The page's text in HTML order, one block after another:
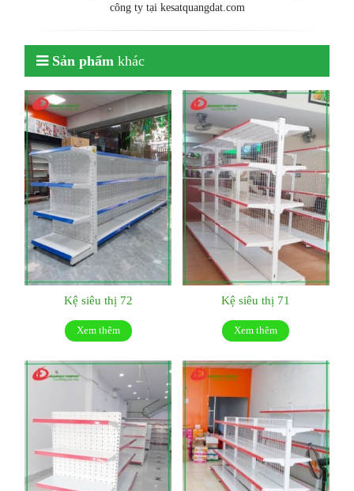
công ty tại kesatquangdat.com
Sản phẩm khác
Kệ siêu thị 72
Xem thêm
Kệ siêu thị 71
Xem thêm